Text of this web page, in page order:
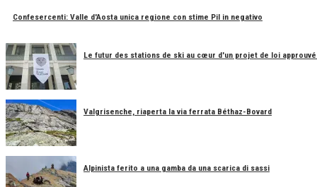
Confesercenti: Valle d'Aosta unica regione con stime Pil in negativo
Le futur des stations de ski au cœur d'un projet de loi approuvé
Valgrisenche, riaperta la via ferrata Béthaz-Bovard
Alpinista ferito a una gamba da una scarica di sassi